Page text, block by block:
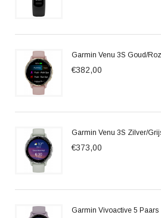
Garmin Venu 3S Goud/
€382,00
Garmin Venu 3S Zilver/
€373,00
Garmin Vivoactive 5 Paars